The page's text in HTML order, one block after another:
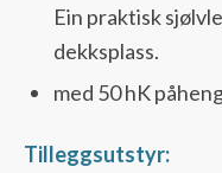
Ein praktisk
dekksplass.
med 50 hK
Tilleggsutstyr: